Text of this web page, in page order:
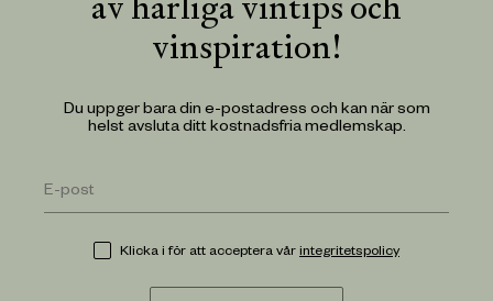
vinspiration!
Du uppger bara din e-postadress och kan när som
helst avsluta ditt kostnadsfria medlemskap.
Klicka i för att acceptera vår integritetspolicy